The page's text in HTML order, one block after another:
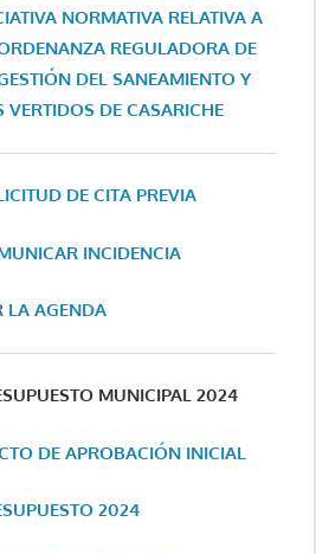
NORMATIVA RELATIVA A
REGULADORA DE
DEL SANEAMIENTO Y
VERTIDOS DE CASARICHE
DE CITA PREVIA
INCIDENCIA
LA AGENDA
MUNICIPAL 2024
DE APROBACIÓN INICIAL
2024